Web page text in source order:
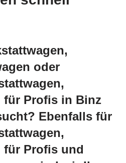
oder
für Profis in Binz
Ebenfalls für
für Profis und